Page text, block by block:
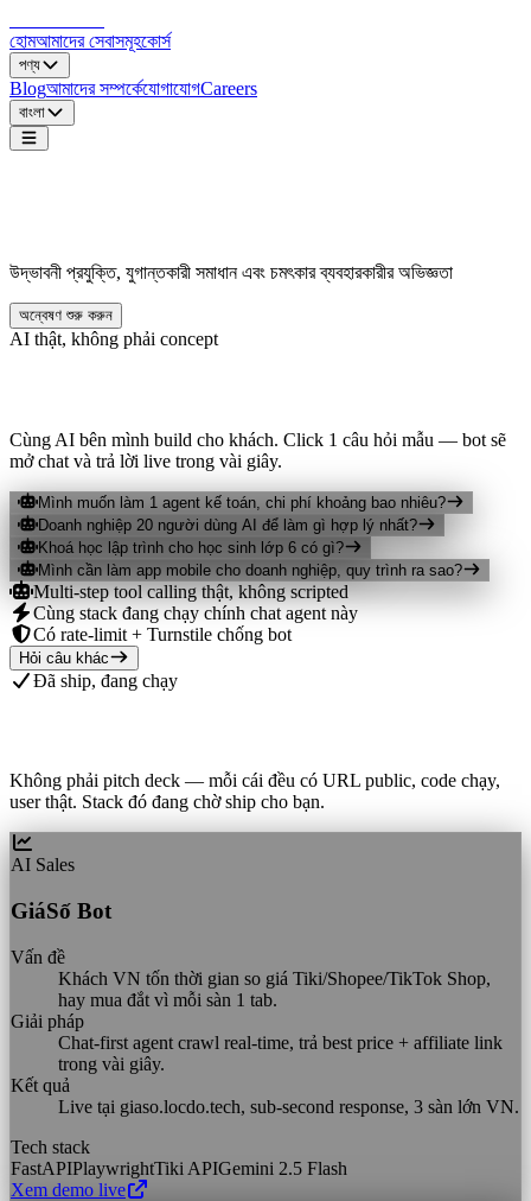
হোমআমাদের সেবাসমূহকোর্স
পণ্য
Blogআমাদের সম্পর্কেযোগাযোগCareers
বাংলা
উদ্ভাবনী প্রযুক্তি, যুগান্তকারী সমাধান এবং চমৎকার ব্যবহারকারীর অভিজ্ঞতা
অন্বেষণ শুরু করুন
AI thật, không phải concept
Cùng AI bên mình build cho khách. Click 1 câu hỏi mẫu — bot sẽ
mở chat và trả lời live trong vài giây.
Mình muốn làm 1 agent kế toán, chi phí khoảng bao nhiêu?
Doanh nghiệp 20 người dùng AI để làm gì hợp lý nhất?
Khoá học lập trình cho học sinh lớp 6 có gì?
Mình cần làm app mobile cho doanh nghiệp, quy trình ra sao?
Multi-step tool calling thật, không scripted
Cùng stack đang chạy chính chat agent này
Có rate-limit + Turnstile chống bot
Hỏi câu khác
Đã ship, đang chạy
Không phải pitch deck — mỗi cái đều có URL public, code chạy,
user thật. Stack đó đang chờ ship cho bạn.
AI Sales
GiáSố Bot
Vấn đề
Khách VN tốn thời gian so giá Tiki/Shopee/TikTok Shop,
hay mua đắt vì mỗi sàn 1 tab.
Giải pháp
Chat-first agent crawl real-time, trả best price + affiliate link
trong vài giây.
Kết quả
Live tại giaso.locdo.tech, sub-second response, 3 sàn lớn VN.
Tech stack
FastAPIPlaywrightTiki APIGemini 2.5 Flash
Xem demo live